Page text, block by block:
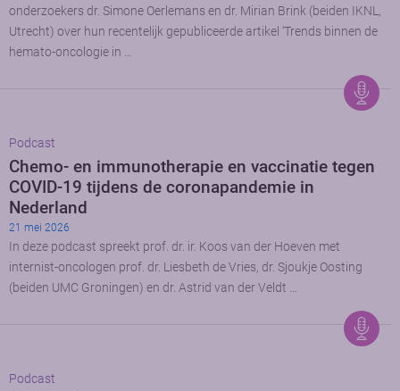
onderzoekers dr. Simone Oerlemans en dr. Mirian Brink (beiden IKNL,
Utrecht) over hun recentelijk gepubliceerde artikel ‘Trends binnen de
hemato-oncologie in …
Podcast
Chemo- en immunotherapie en vaccinatie tegen
COVID-19 tijdens de coronapandemie in
Nederland
21 mei 2026
In deze podcast spreekt prof. dr. ir. Koos van der Hoeven met
internist-oncologen prof. dr. Liesbeth de Vries, dr. Sjoukje Oosting
(beiden UMC Groningen) en dr. Astrid van der Veldt …
Podcast